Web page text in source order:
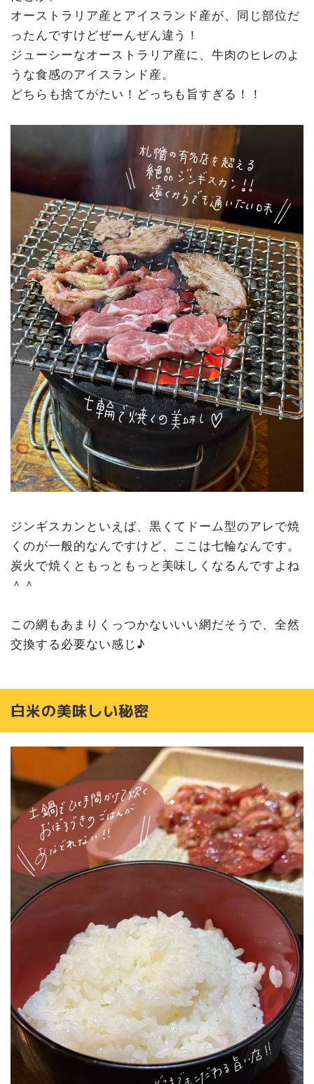
オーストラリア産とアイスランド産が、同じ部位だ
ったんですけどぜーんぜん違う！
ジューシーなオーストラリア産に、牛肉のヒレのよ
うな食感のアイスランド産。
どちらも捨てがたい！どっちも旨すぎる！！
ジンギスカンといえば、黒くてドーム型のアレで焼
くのが一般的なんですけど、ここは七輪なんです。
炭火で焼くともっともっと美味しくなるんですよね
＾＾
この網もあまりくっつかないいい網だそうで、全然
交換する必要ない感じ♪
白米の美味しい秘密